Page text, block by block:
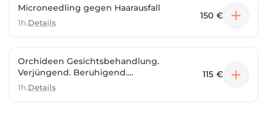
Microneedling gegen Haarausfall
1h.Details
150 €
Orchideen Gesichtsbehandlung.
Verjüngend. Beruhigend.
Aufhellend.
1h.Details
115 €